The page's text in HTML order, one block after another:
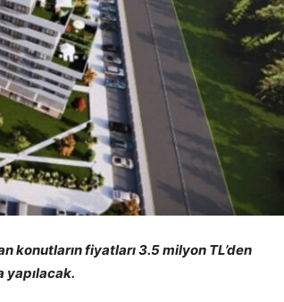
konutların fiyatları 3.5 milyon TL’den
yapılacak.